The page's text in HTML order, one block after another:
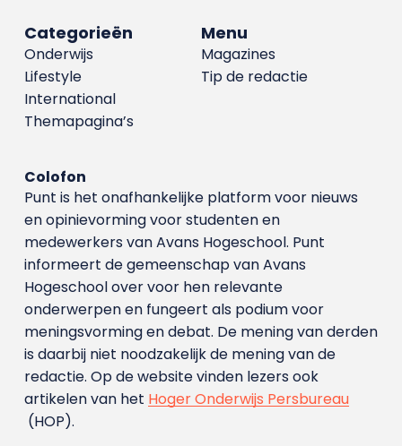
Menu
Magazines
Tip de redactie
Categorieën
Onderwijs
Lifestyle
International
Themapagina’s
Colofon
Punt is het onafhankelijke platform voor nieuws
en opinievorming voor studenten en
medewerkers van Avans Hoge­school. Punt
informeert de gemeenschap van Avans
Hogeschool over voor hen relevante
onderwerpen en fungeert als podium voor
meningsvorming en debat. De mening van derden
is daarbij niet noodzakelijk de mening van de
redactie. Op de website vinden lezers ook
artikelen van het Hoger Onderwijs Persbureau
(HOP).